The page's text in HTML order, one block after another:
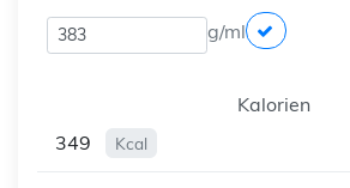
g/ml
Kalorien
349
Kcal